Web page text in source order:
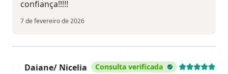
confiança!!!!!
7 de fevereiro de 2026
Daiane/ Nicelia Consulta verificada